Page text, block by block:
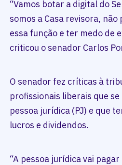
“Vamos botar a digital do
somos a Casa revisora,
essa função e ter medo de
criticou o senador Carlos
O senador fez críticas à
profissionais liberais que
pessoa jurídica (PJ) e que
lucros e dividendos.
“A pessoa jurídica vai